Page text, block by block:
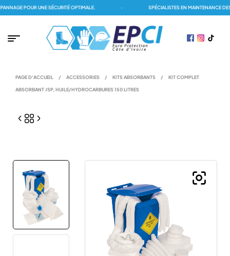
POUR UNE SÉCURITÉ OPTIMALE. SPÉCIALISTES EN MAINTENANCE DES
PAGE D'ACCUEIL / ACCESSORIES / KITS ABSORBANTS / KIT COMPLET
ABSORBANT JSP, HUILE/HYDROCARBURES 150 LITRES